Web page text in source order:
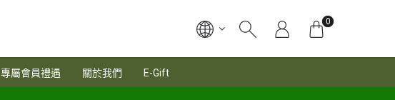
0
專屬會員禮遇 關於我們 E-Gift